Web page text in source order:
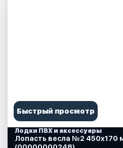
Быстрый просмотр
Лодки ПВХ и аксессуары
Лопасть весла №2 450х170 мм., серая